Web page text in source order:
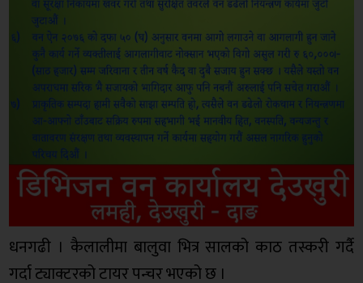
धनगढी । कैलालीमा बालुवा भित्र सालको काठ तस्करी गर्दै
गर्दा ट्याक्टरको टायर पन्चर भएको छ ।